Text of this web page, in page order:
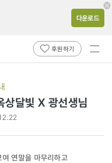
다운로드
후원하기
전체
달빛 X 광선생님
연말을 마무리하고